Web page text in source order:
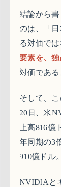
結論から
のは、「
る対価では
要素を、
対価である
そして、
20日、米
上高816
年同期の3
910億ドル
NVIDIAと